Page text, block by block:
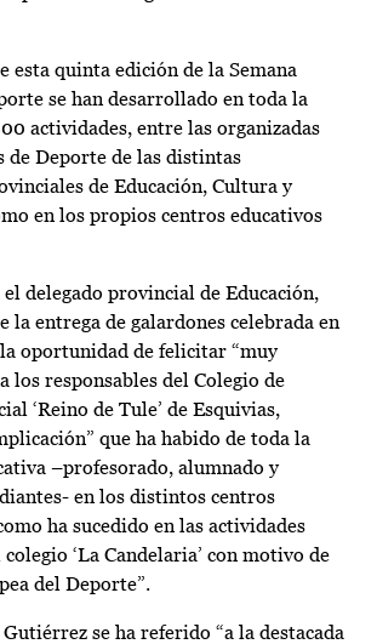
esta quinta edición de la Semana
se han desarrollado en toda la
actividades, entre las organizadas
de Deporte de las distintas
de Educación, Cultura y
en los propios centros educativos
delegado provincial de Educación,
la entrega de galardones celebrada en
oportunidad de felicitar “muy
los responsables del Colegio de
‘Reino de Tule’ de Esquivias,
que ha habido de toda la
–profesorado, alumnado y
en los distintos centros
ha sucedido en las actividades
‘La Candelaria’ con motivo de
del Deporte”.
se ha referido “a la destacada